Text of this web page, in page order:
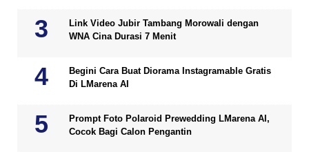
Link Video Jubir Tambang Morowali dengan
WNA Cina Durasi 7 Menit
Begini Cara Buat Diorama Instagramable Gratis
Di LMarena AI
Prompt Foto Polaroid Prewedding LMarena AI,
Cocok Bagi Calon Pengantin